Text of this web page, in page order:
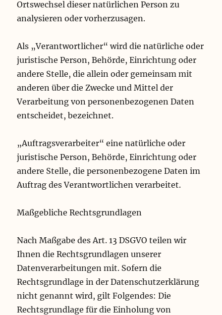
Ortswechsel dieser natürlichen Person zu
analysieren oder vorherzusagen.
Als „Verantwortlicher“ wird die natürliche oder
juristische Person, Behörde, Einrichtung oder
andere Stelle, die allein oder gemeinsam mit
anderen über die Zwecke und Mittel der
Verarbeitung von personenbezogenen Daten
entscheidet, bezeichnet.
„Auftragsverarbeiter“ eine natürliche oder
juristische Person, Behörde, Einrichtung oder
andere Stelle, die personenbezogene Daten im
Auftrag des Verantwortlichen verarbeitet.
Maßgebliche Rechtsgrundlagen
Nach Maßgabe des Art. 13 DSGVO teilen wir
Ihnen die Rechtsgrundlagen unserer
Datenverarbeitungen mit. Sofern die
Rechtsgrundlage in der Datenschutzerklärung
nicht genannt wird, gilt Folgendes: Die
Rechtsgrundlage für die Einholung von